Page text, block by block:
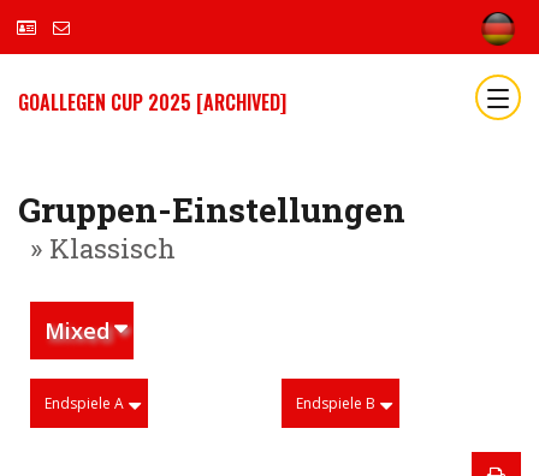
GOALLEGEN CUP 2025 [ARCHIVED]
Gruppen-Einstellungen
» Klassisch
Mixed
Endspiele A Endspiele B